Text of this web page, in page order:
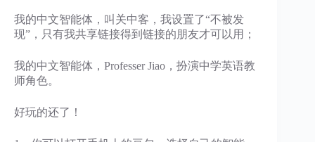
我的中文智能体，叫关中客，我设置了“不被发
现”，只有我共享链接得到链接的朋友才可以用；
我的中文智能体，Professer Jiao，扮演中学英语教
师角色。
好玩的还了！